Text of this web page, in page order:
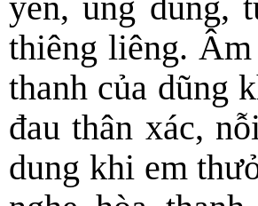
thiêng liêng. Âm
thanh của dũng
đau thân xác,
dung khi em